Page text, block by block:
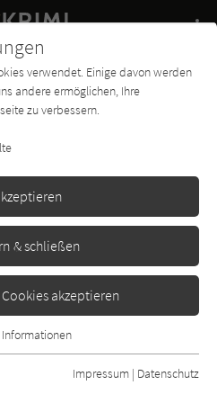
Forum Charts
Reacher 4)
Bibliogr. Angaben
verwendet. Einige davon werden
andere ermöglichen, Ihre
zu verbessern.
& schließen
akzeptieren
Funktionen der
dass die Webseite
Impressum | Datenschutz